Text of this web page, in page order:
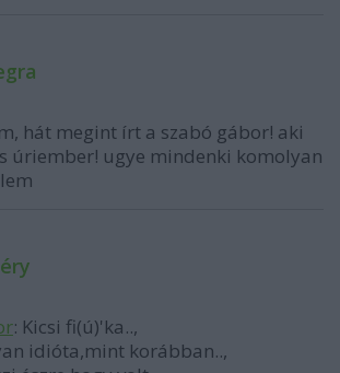
hát megint írt a szabó gábor! aki
úriember! ugye mindenki komolyan
: Kicsi fi(ú)'ka..,
idióta,mint korábban..,